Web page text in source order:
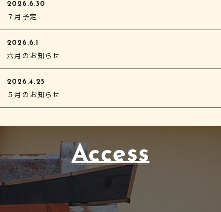
2026.6.30
７月予定
2026.6.1
六月のお知らせ
2026.4.25
５月のお知らせ
Access